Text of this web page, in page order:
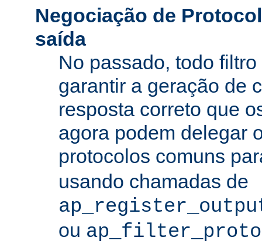
Negociação de
saída
No passado, todo
garantir a geração de
resposta correto que
agora podem delegar
protocolos comuns
usando chamadas de
ou